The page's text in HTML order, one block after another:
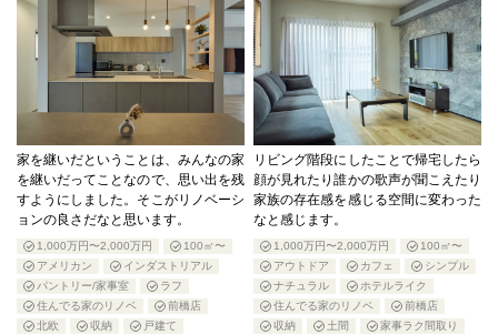
家を継いだということは、みんなの家
を継いだってことなので、思い出を残
すようにしました。そこがリノベーシ
ョンの良さだなと思います。
1,000万円〜2,000万円
100㎡〜
アメリカン
インダストリアル
パントリー/家事室
ラフ
住んでる家のリノベ
前橋店
北欧
収納
戸建て
リビング階段にしたことで帰宅したら
顔が見れたり誰かの歌声が聞こえたり
家族の存在感を感じる空間に変わった
なと感じます。
1,000万円〜2,000万円
100㎡〜
アウトドア
カフェ
シンプル
ナチュラル
ホテルライク
住んでる家のリノベ
前橋店
収納
土間
家事ラク間取り